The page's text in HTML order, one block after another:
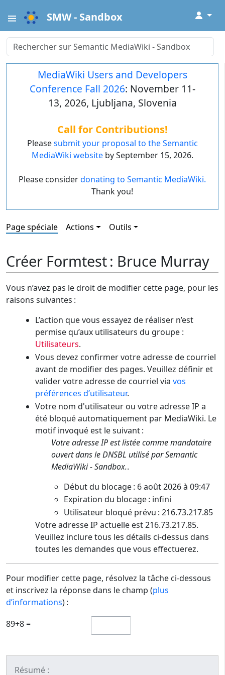
SMW - Sandbox ↓
MediaWiki Users and Developers
Conference Fall 2026: November 11-
13, 2026, Ljubljana, Slovenia
Call for Contributions!
Pleasesubmit your proposal to the Semantic
MediaWiki websiteby September 15, 2026.
Please considerdonating to Semantic MediaWiki.
Thank you!
Page spéciale Actions Outils
Créer Formtest : Bruce Murray
Vous n’avez pas le droit de modifier cette page, pour les
raisons suivantes :
L’action que vous essayez de réaliser n’est
permise qu’aux utilisateurs du groupe :
Utilisateurs.
Vous devez confirmer votre adresse de courriel
avant de modifier des pages. Veuillez définir et
valider votre adresse de courriel via vos
préférences d’utilisateur.
Votre nom d'utilisateur ou votre adresse IP a
été bloqué automatiquement par MediaWiki. Le
motif invoqué est le suivant :
Votre adresse IP est listée comme mandataire
ouvert dans le DNSBL utilisé par Semantic
MediaWiki - Sandbox..
Début du blocage : 6 août 2026 à 09:47
Expiration du blocage : infini
Utilisateur bloqué prévu : 216.73.217.85
Votre adresse IP actuelle est 216.73.217.85.
Veuillez inclure tous les détails ci-dessus dans
toutes les demandes que vous effectuerez.
Pour modifier cette page, résolvez la tâche ci-dessous
et inscrivez la réponse dans le champ (plus
d’informations) :
89+8 =
Résumé :